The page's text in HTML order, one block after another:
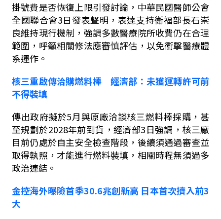
掛號費是否恢復上限引發討論，中華民國醫師公會
全國聯合會3日發表聲明，表達支持衛福部長石崇
良維持現行機制，強調多數醫療院所收費仍在合理
範圍，呼籲相關修法應審慎評估，以免衝擊醫療體
系運作。
核三重啟傳洽購燃料棒 經濟部：未獲運轉許可前
不得裝填
傳出政府擬於5月與原廠洽談核三燃料棒採購，甚
至規劃於2028年前到貨，經濟部3日強調，核三廠
目前仍處於自主安全檢查階段，後續須通過審查並
取得執照，才能進行燃料裝填，相關時程無須過多
政治連結。
金控海外曝險首季30.6兆創新高 日本首次擠入前3
大